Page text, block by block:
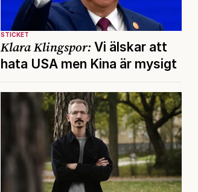
STICKET
Klara Klingspor: Vi älskar att
hata USA men Kina är mysigt